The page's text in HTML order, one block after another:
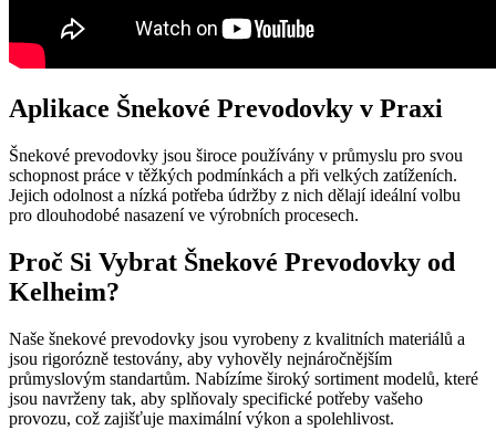
Aplikace Šnekové Prevodovky v Praxi
Šnekové prevodovky jsou široce používány v průmyslu pro svou
schopnost práce v těžkých podmínkách a při velkých zatíženích.
Jejich odolnost a nízká potřeba údržby z nich dělají ideální volbu
pro dlouhodobé nasazení ve výrobních procesech.
Proč Si Vybrat Šnekové Prevodovky od
Kelheim?
Naše šnekové prevodovky jsou vyrobeny z kvalitních materiálů a
jsou rigorózně testovány, aby vyhověly nejnáročnějším
průmyslovým standartům. Nabízíme široký sortiment modelů, které
jsou navrženy tak, aby splňovaly specifické potřeby vašeho
provozu, což zajišťuje maximální výkon a spolehlivost.